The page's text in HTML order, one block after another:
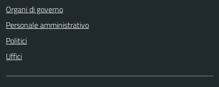
Organi di governo
Personale amministrativo
Politici
Uffici